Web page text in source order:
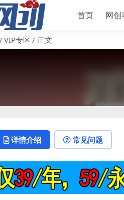
首页 网创
VIP专区 正文
详情介绍 常见问题